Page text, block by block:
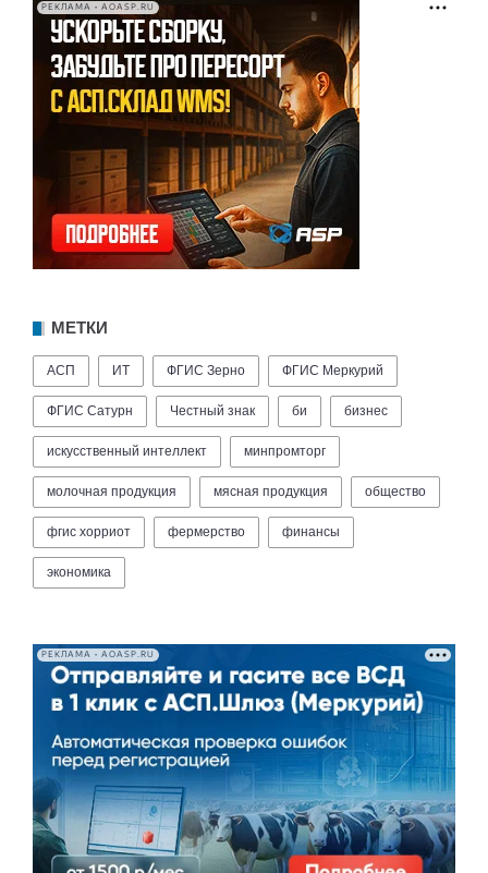
РЕКЛАМА • AOASP.RU
МЕТКИ
АСП ИТ ФГИС Зерно ФГИС Меркурий
ФГИС Сатурн Честный знак би бизнес
искусственный интеллект минпромторг
молочная продукция мясная продукция общество
фгис хорриот фермерство финансы
экономика
РЕКЛАМА • AOASP.RU